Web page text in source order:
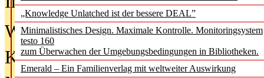
„Knowledge Unlatched ist der bessere DEAL”
Minimalistisches Design. Maximale Kontrolle. Monitoringsystem
testo 160
zum Überwachen der Umgebungsbedingungen in Bibliotheken.
Emerald – Ein Familienverlag mit weltweiter Auswirkung
Was Hochschul­bibliotheken von
Kinder in der digitalen Welt